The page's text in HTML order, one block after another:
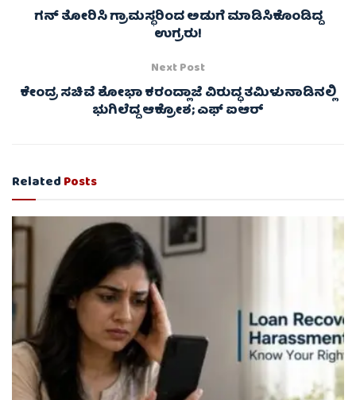
ಗನ್ ತೋರಿಸಿ ಗ್ರಾಮಸ್ಥರಿಂದ ಅಡುಗೆ ಮಾಡಿಸಿಕೊಂಡಿದ್ದ
ಉಗ್ರರು!
Next Post
ಕೇಂದ್ರ ಸಚಿವೆ ಶೋಭಾ ಕರಂದ್ಲಾಜೆ ವಿರುದ್ಧ ತಮಿಳುನಾಡಿನಲ್ಲಿ
ಭುಗಿಲೆದ್ದ ಆಕ್ರೋಶ; ಎಫ್ ಐಆರ್
RelatedPosts